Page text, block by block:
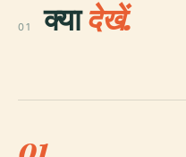
01 क्यादेखें.